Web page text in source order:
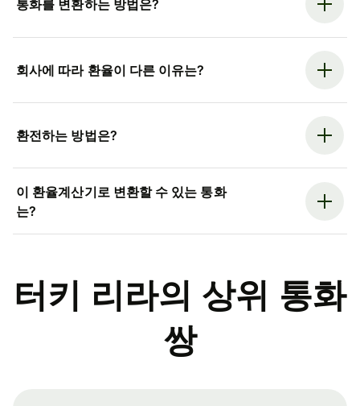
통화를 변환하는 방법은?
회사에 따라 환율이 다른 이유는?
환전하는 방법은?
이 환율계산기로 변환할 수 있는 통화
는?
터키 리라의 상위 통화
쌍